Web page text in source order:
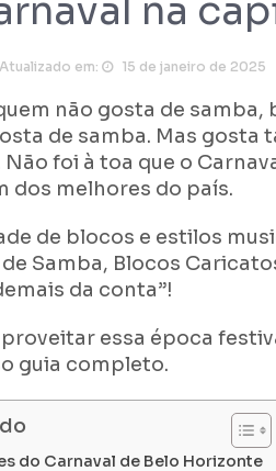
na
Atualizado em: 15 de janeiro de 2025
não gosta de samba,
de samba. Mas gosta
foi à toa que o
dos melhores do país.
de blocos e estilos
Samba, Blocos
da conta”!
essa época
guia completo.
do Carnaval de Belo Horizonte